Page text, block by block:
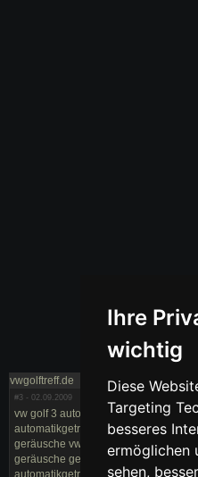
Ihre
wichtig
Diese
Targeting
besseres
ermöglichen
sehen,
vwgolftreff.de
#3 - 02.09.2009
vw golf 3 automatik rattern golf 3
automatikgetriebe macht geräusche
geräusche vw golf schaltgetriebe
geräusche getriebeglocke